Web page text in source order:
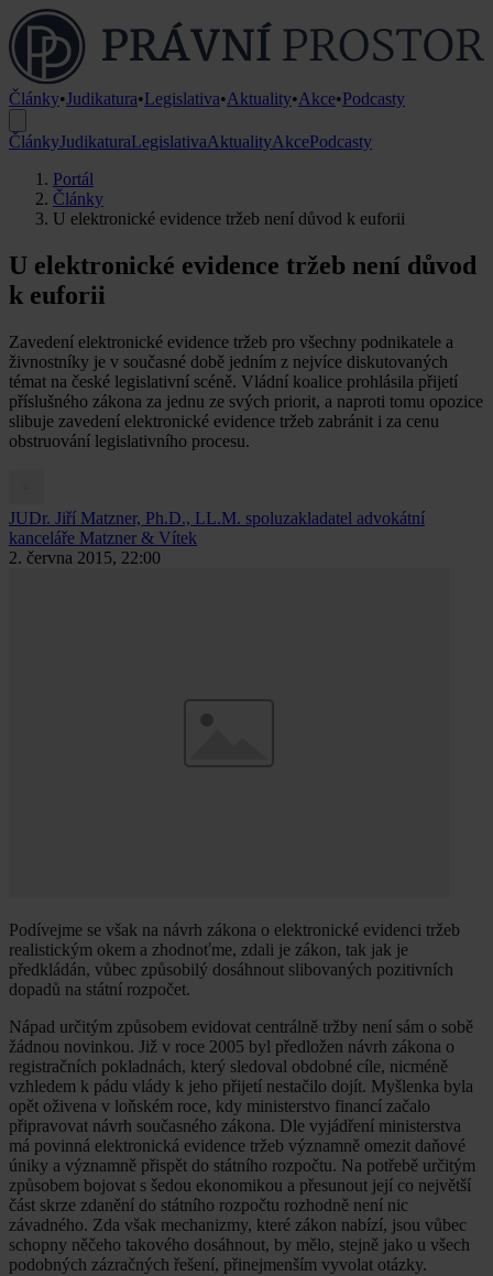
Články•Judikatura•Legislativa•Aktuality•Akce•Podcasty
ČlánkyJudikaturaLegislativaAktualityAkcePodcasty
Portál
Články
U elektronické evidence tržeb není důvod k euforii
U elektronické evidence tržeb není důvod
k euforii
Zavedení elektronické evidence tržeb pro všechny podnikatele a
živnostníky je v současné době jedním z nejvíce diskutovaných
témat na české legislativní scéně. Vládní koalice prohlásila přijetí
příslušného zákona za jednu ze svých priorit, a naproti tomu opozice
slibuje zavedení elektronické evidence tržeb zabránit i za cenu
obstruování legislativního procesu.
JUDr. Jiří Matzner, Ph.D., LL.M. spoluzakladatel advokátní
kanceláře Matzner & Vítek
2. června 2015, 22:00
Podívejme se však na návrh zákona o elektronické evidenci tržeb
realistickým okem a zhodnoťme, zdali je zákon, tak jak je
předkládán, vůbec způsobilý dosáhnout slibovaných pozitivních
dopadů na státní rozpočet.
Nápad určitým způsobem evidovat centrálně tržby není sám o sobě
žádnou novinkou. Již v roce 2005 byl předložen návrh zákona o
registračních pokladnách, který sledoval obdobné cíle, nicméně
vzhledem k pádu vlády k jeho přijetí nestačilo dojít. Myšlenka byla
opět oživena v loňském roce, kdy ministerstvo financí začalo
připravovat návrh současného zákona. Dle vyjádření ministerstva
má povinná elektronická evidence tržeb významně omezit daňové
úniky a významně přispět do státního rozpočtu. Na potřebě určitým
způsobem bojovat s šedou ekonomikou a přesunout její co největší
část skrze zdanění do státního rozpočtu rozhodně není nic
závadného. Zda však mechanizmy, které zákon nabízí, jsou vůbec
schopny něčeho takového dosáhnout, by mělo, stejně jako u všech
podobných zázračných řešení, přinejmenším vyvolat otázky.